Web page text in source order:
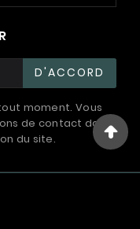
D'ACCORD
moment. Vous
de contact dans
du site.